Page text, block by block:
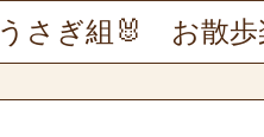
うさぎ組🐰 お散歩